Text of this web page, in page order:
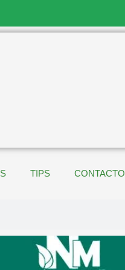
TIPS CONTACTO